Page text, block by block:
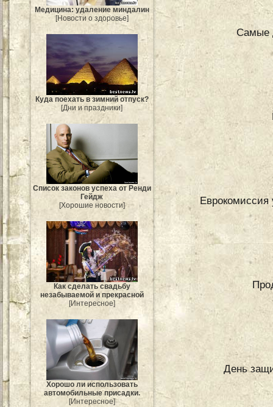
Медицина: удаление миндалин
[Новости о здоровье]
Куда поехать в зимний отпуск?
[Дни и праздники]
Список законов успеха от Ренди
Гейдж
[Хорошие новости]
Как сделать свадьбу
незабываемой и прекрасной
[Интересное]
Хорошо ли использовать
автомобильные присадки.
[Интересное]
Самые
Еврокомиссия
День